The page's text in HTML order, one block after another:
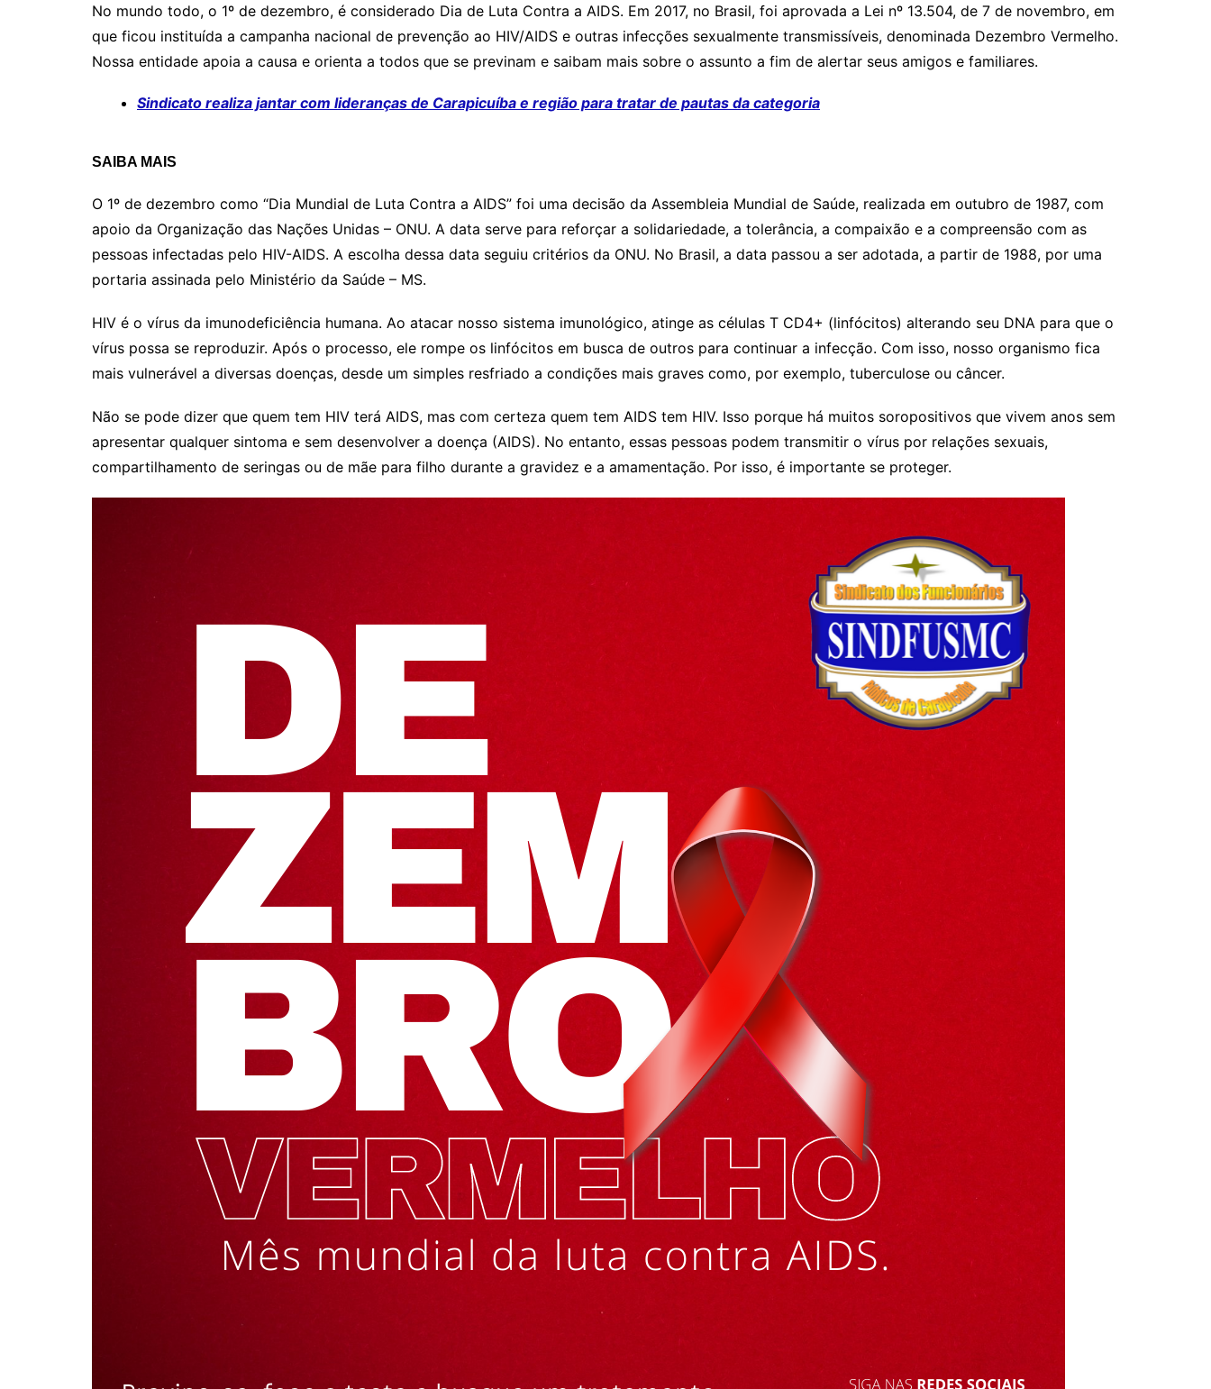
at
s
A
p
c
e
b
o
k
itt
er
p
y
Li
n
ar
e
No mundo todo, o 1º de dezembro, é considerado Dia de Luta Contra a AIDS. Em 2017, no Brasil, foi aprovada a Lei nº 13.504, de 7 de novembro, em
que ficou instituída a campanha nacional de prevenção ao HIV/AIDS e outras infecções sexualmente transmissíveis, denominada Dezembro Vermelho.
Nossa entidade apoia a causa e orienta a todos que se previnam e saibam mais sobre o assunto a fim de alertar seus amigos e familiares.
Sindicato realiza jantar com lideranças de Carapicuíba e região para tratar de pautas da categoria
SAIBA MAIS
O 1º de dezembro como “Dia Mundial de Luta Contra a AIDS” foi uma decisão da Assembleia Mundial de Saúde, realizada em outubro de 1987, com
apoio da Organização das Nações Unidas – ONU. A data serve para reforçar a solidariedade, a tolerância, a compaixão e a compreensão com as
pessoas infectadas pelo HIV-AIDS. A escolha dessa data seguiu critérios da ONU. No Brasil, a data passou a ser adotada, a partir de 1988, por uma
portaria assinada pelo Ministério da Saúde – MS.
HIV é o vírus da imunodeficiência humana. Ao atacar nosso sistema imunológico, atinge as células T CD4+ (linfócitos) alterando seu DNA para que o
vírus possa se reproduzir. Após o processo, ele rompe os linfócitos em busca de outros para continuar a infecção. Com isso, nosso organismo fica
mais vulnerável a diversas doenças, desde um simples resfriado a condições mais graves como, por exemplo, tuberculose ou câncer.
Não se pode dizer que quem tem HIV terá AIDS, mas com certeza quem tem AIDS tem HIV. Isso porque há muitos soropositivos que vivem anos sem
apresentar qualquer sintoma e sem desenvolver a doença (AIDS). No entanto, essas pessoas podem transmitir o vírus por relações sexuais,
compartilhamento de seringas ou de mãe para filho durante a gravidez e a amamentação. Por isso, é importante se proteger.